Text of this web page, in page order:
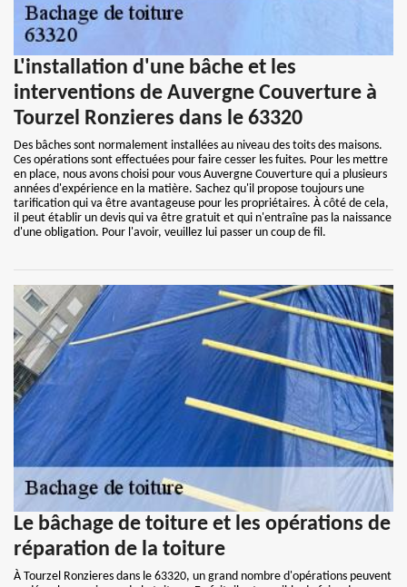
L'installation d'une bâche et les
interventions de Auvergne Couverture à
Tourzel Ronzieres dans le 63320
Des bâches sont normalement installées au niveau des toits des maisons.
Ces opérations sont effectuées pour faire cesser les fuites. Pour les mettre
en place, nous avons choisi pour vous Auvergne Couverture qui a plusieurs
années d'expérience en la matière. Sachez qu'il propose toujours une
tarification qui va être avantageuse pour les propriétaires. À côté de cela,
il peut établir un devis qui va être gratuit et qui n'entraîne pas la naissance
d'une obligation. Pour l'avoir, veuillez lui passer un coup de fil.
Le bâchage de toiture et les opérations de
réparation de la toiture
À Tourzel Ronzieres dans le 63320, un grand nombre d'opérations peuvent